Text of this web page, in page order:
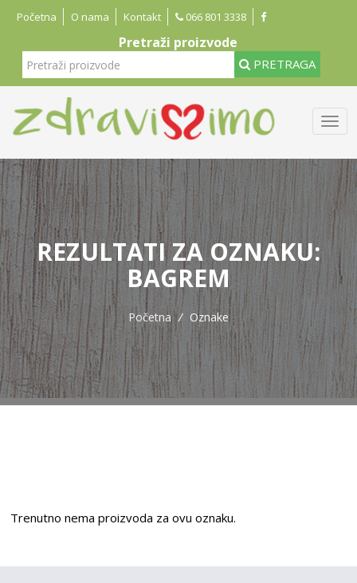
Početna O nama Kontakt 066 801 3338
Pretraži proizvode
PRETRAGA
REZULTATI ZA OZNAKU:
BAGREM
Početna / Oznake
Trenutno nema proizvoda za ovu oznaku.